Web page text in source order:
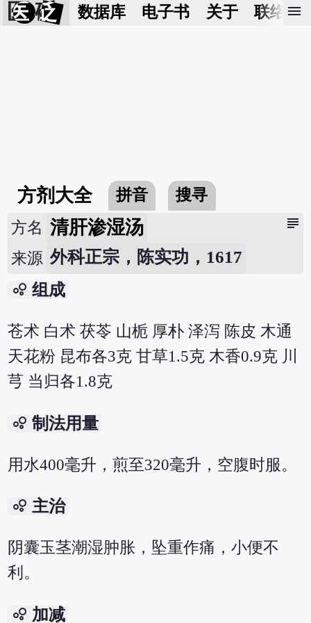
医 砭 数据库 电子书 关于 联络我
menu
方剂大全 拼音 搜寻
subject
方名 清肝渗湿汤
来源 外科正宗，陈实功，1617
bubble_chart 组成
苍术 白术 茯苓 山栀 厚朴 泽泻 陈皮 木通
天花粉 昆布各3克 甘草1.5克 木香0.9克 川
芎 当归各1.8克
bubble_chart 制法用量
用水400毫升，煎至320毫升，空腹时服。
bubble_chart 主治
阴囊玉茎潮湿肿胀，坠重作痛，小便不
利。
bubble_chart 加减